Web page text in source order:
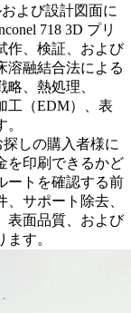
よび設計図面に
718 3D プリ
作、検証、および
溶融結合法による
、熱処理、
工（EDM）、表
探しの購入者様に
を印刷できるかど
ートを確認する前
サポート除去、
表面品質、および
す。